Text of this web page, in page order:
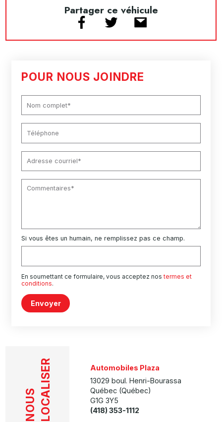
Partager ce véhicule
POUR NOUS JOINDRE
Si vous êtes un humain, ne remplissez pas ce champ.
En soumettant ce formulaire, vous acceptez nostermes et
conditions.
Envoyer
NOUS LOCALISER
Automobiles Plaza
13029 boul. Henri-Bourassa
Québec (Québec)
G1G 3Y5
(418) 353-1112